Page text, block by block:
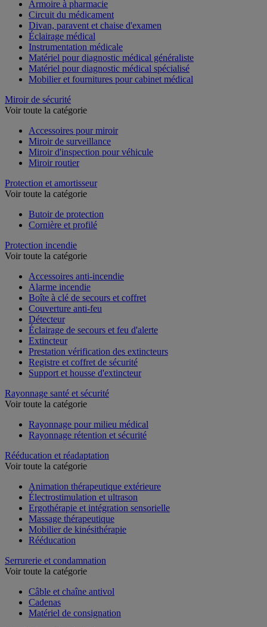
Armoire à pharmacie
Circuit du médicament
Divan, paravent et chaise d'examen
Éclairage médical
Instrumentation médicale
Matériel pour diagnostic médical généraliste
Matériel pour diagnostic médical spécialisé
Mobilier et fournitures pour cabinet médical
Miroir de sécurité
Voir toute la catégorie
Accessoires pour miroir
Miroir de surveillance
Miroir d'inspection pour véhicule
Miroir routier
Protection et amortisseur
Voir toute la catégorie
Butoir de protection
Cornière et profilé
Protection incendie
Voir toute la catégorie
Accessoires anti-incendie
Alarme incendie
Boîte à clé de secours et coffret
Couverture anti-feu
Détecteur
Éclairage de secours et feu d'alerte
Extincteur
Prestation vérification des extincteurs
Registre et coffret de sécurité
Support et housse d'extincteur
Rayonnage santé et sécurité
Voir toute la catégorie
Rayonnage pour milieu médical
Rayonnage rétention et sécurité
Rééducation et réadaptation
Voir toute la catégorie
Animation thérapeutique extérieure
Électrostimulation et ultrason
Ergothérapie et intégration sensorielle
Massage thérapeutique
Mobilier de kinésithérapie
Rééducation
Serrurerie et condamnation
Voir toute la catégorie
Câble et chaîne antivol
Cadenas
Matériel de consignation